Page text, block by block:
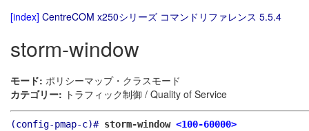
[index] CentreCOM x250シリーズ コマンドリファレンス 5.5.4
storm-window
モード: ポリシーマップ・クラスモード
カテゴリー: トラフィック制御 / Quality of Service
(config-pmap-c)# storm-window <100-60000>